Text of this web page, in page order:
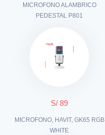
MICROFONO ALAMBRICO
PEDESTAL P801
S/ 89
MICROFONO, HAVIT, GK65 RGB
WHITE